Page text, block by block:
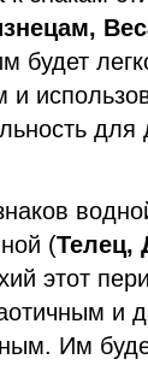
будет
и
для
(Телец,
этот
и
Им